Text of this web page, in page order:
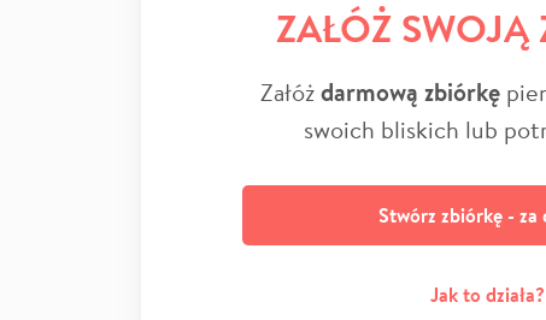
ZAŁÓŻ SWOJĄ
Załóżdarmową zbiórkę
swoich bliskich lub
Stwórz zbiórkę - za
Jak to działa?